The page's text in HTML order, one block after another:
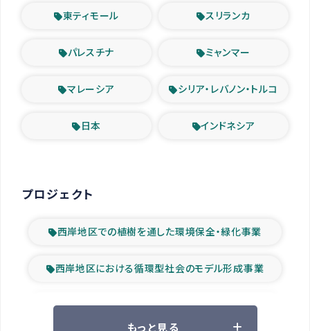
東ティモール スリランカ
パレスチナ ミャンマー
マレーシア シリア・レバノン・トルコ
日本 インドネシア
プロジェクト
西岸地区での植樹を通した環境保全・緑化事業
西岸地区における循環型社会のモデル形成事業
ツアー参加者の声
もっと見る